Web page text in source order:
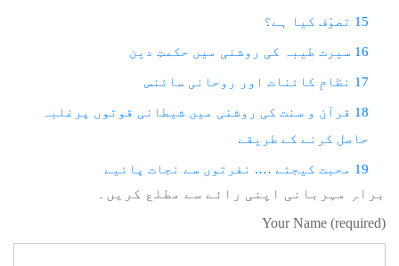
15 تصوّف کیا ہے؟
16 سیرت طیبہ کی روشنی میں حکمتِ دین
17 نظامِ کائنات اور روحانی سائنس
18 قرآن و سنت کی روشنی میں شیطانی قوتوں پرغلبہ
حاصل کرنے کے طریقے
19 محبت کیجئے …. نفرتوں سے نجات پائیے
براہِ مہربانی اپنی رائے سے مطلع کریں۔
Your Name (required)